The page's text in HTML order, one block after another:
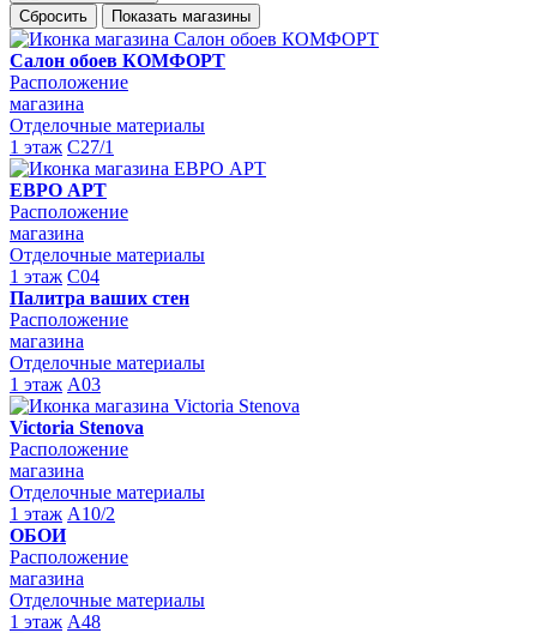
Сбросить Показать магазины
Салон обоев КОМФОРТ
Расположение
магазина
Отделочные материалы
1 этаж C27/1
ЕВРО АРТ
Расположение
магазина
Отделочные материалы
1 этаж C04
Палитра ваших стен
Расположение
магазина
Отделочные материалы
1 этаж A03
Victoria Stenova
Расположение
магазина
Отделочные материалы
1 этаж A10/2
ОБОИ
Расположение
магазина
Отделочные материалы
1 этаж A48